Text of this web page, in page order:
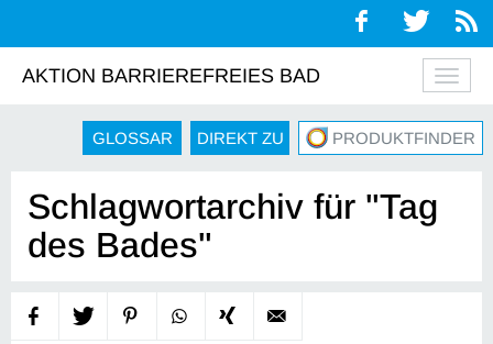
AKTION BARRIEREFREIES BAD
GLOSSAR DIREKT ZU PRODUKTFINDER
Schlagwortarchiv für "Tag
des Bades"